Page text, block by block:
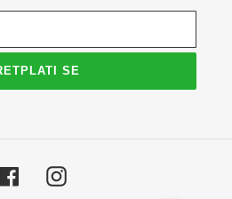
SE
FacebookInstagram